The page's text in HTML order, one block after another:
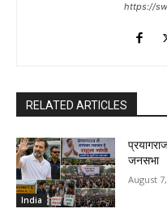
https://
RELATED ARTICLES
India
जनसभा
August